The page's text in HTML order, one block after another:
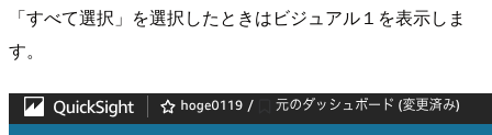
「すべて選択」を選択したときはビジュアル１を表示しま
す。